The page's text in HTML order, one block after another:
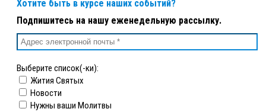
Хотите быть в курсе наших событий?
Подпишитесь на нашу еженедельную рассылку.
Выберите список(-ки):
Жития Святых
Новости
Нужны ваши Молитвы